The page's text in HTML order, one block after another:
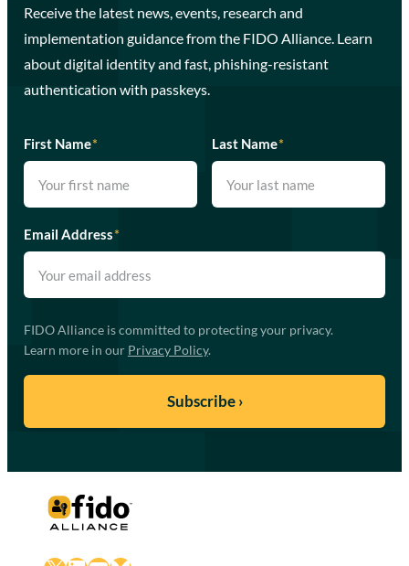
Receive the latest news, events, research and
implementation guidance from the FIDO Alliance. Learn
about digital identity and fast, phishing-resistant
authentication with passkeys.
First Name* Last Name*
Email Address*
FIDO Alliance is committed to protecting your privacy.
Learn more in our Privacy Policy.